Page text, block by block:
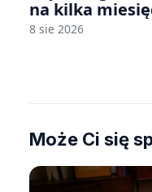
na kilka
8 sie 2026
Może Ci się